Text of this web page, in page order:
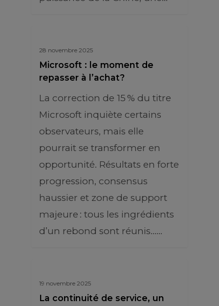
28 novembre 2025
Microsoft : le moment de
repasser à l’achat?
La correction de 15 % du titre
Microsoft inquiète certains
observateurs, mais elle
pourrait se transformer en
opportunité. Résultats en forte
progression, consensus
haussier et zone de support
majeure : tous les ingrédients
d’un rebond sont réunis……
19 novembre 2025
La continuité de service, un